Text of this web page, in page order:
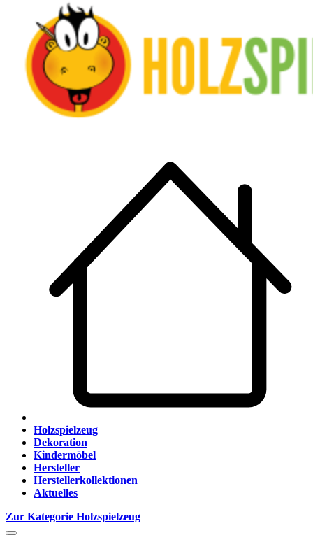
Holzspielzeug
Dekoration
Kindermöbel
Hersteller
Herstellerkollektionen
Aktuelles
Zur Kategorie Holzspielzeug